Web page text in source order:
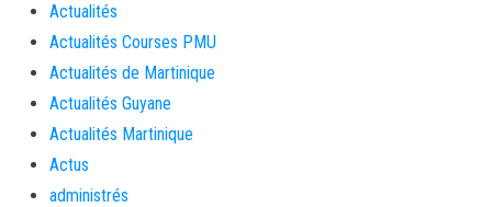
Actualités
Actualités Courses PMU
Actualités de Martinique
Actualités Guyane
Actualités Martinique
Actus
administrés